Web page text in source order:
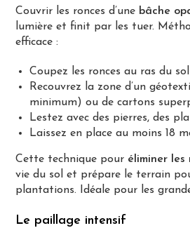
Couvrir les ronces d’une bâche
lumière et finit par les tuer.
efficace :
Coupez les ronces au ras du sol
Recouvrez la zone d’un
minimum) ou de cartons
Lestez avec des pierres, des
Laissez en place au moins 18
Cette technique pour éliminer les
vie du sol et prépare le terrain
plantations. Idéale pour les
Le paillage intensif